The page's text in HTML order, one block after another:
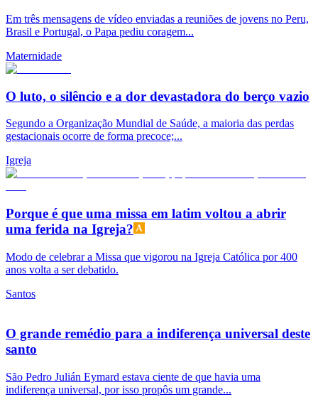
Em três mensagens de vídeo enviadas a reuniões de jovens no Peru,
Brasil e Portugal, o Papa pediu coragem...
Maternidade
O luto, o silêncio e a dor devastadora do berço vazio
Segundo a Organização Mundial de Saúde, a maioria das perdas
gestacionais ocorre de forma precoce;...
Igreja
Porque é que uma missa em latim voltou a abrir
uma ferida na Igreja?
Modo de celebrar a Missa que vigorou na Igreja Católica por 400
anos volta a ser debatido.
Santos
O grande remédio para a indiferença universal deste
santo
São Pedro Julián Eymard estava ciente de que havia uma
indiferença universal, por isso propôs um grande...